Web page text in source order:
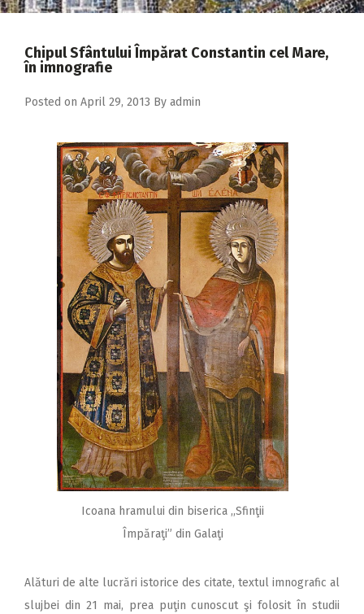
2011
2009
Chipul Sfântului Împărat Constantin cel Mare,
în imnografie
Posted on April 29, 2013 By admin
Icoana hramului din biserica ,,Sfinţii
Împăraţi” din Galaţi
Alături de alte lucrări istorice des citate, textul imnografic al
slujbei din 21 mai, prea puţin cunoscut şi folosit în studii